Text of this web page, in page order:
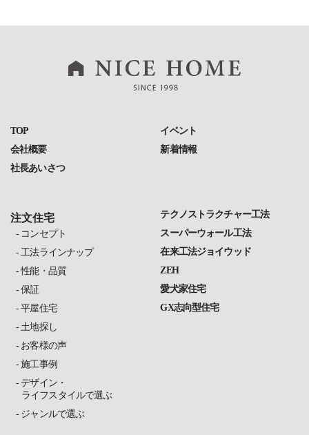
TOP
会社概要
社長あいさつ
イベント
新着情報
注文住宅
コンセプト
工法ラインナップ
性能・品質
保証
平屋住宅
土地探し
お客様の声
施工事例
デザイン・
ライフスタイルで選ぶ
ジャンルで選ぶ
テクノストラクチャー工法
スーパーウォール工法
在来工法ジョイウッド
ZEH
愛犬家住宅
GX志向型住宅